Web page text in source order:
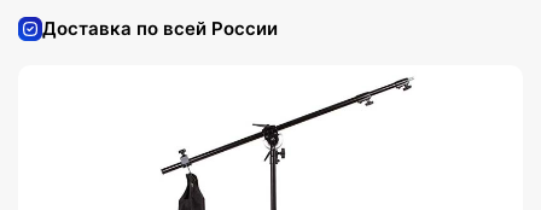
Доставка по всей России